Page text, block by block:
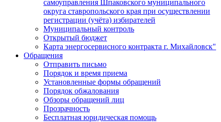
самоуправления Шпаковского муниципального
округа ставропольского края при осуществлении
регистрации (учёта) избирателей
Муниципальный контроль
Открытый бюджет
Карта энергосервисного контракта г. Михайловск"
Обращения
Отправить письмо
Порядок и время приема
Установленные формы обращений
Порядок обжалования
Обзоры обращений лиц
Прозрачность
Бесплатная юридическая помощь